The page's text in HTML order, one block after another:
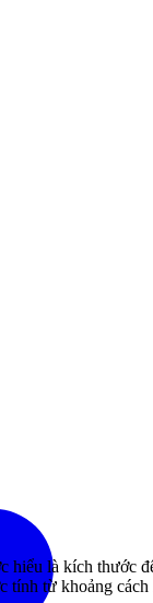
hiểu là kích thước
tính từ khoảng